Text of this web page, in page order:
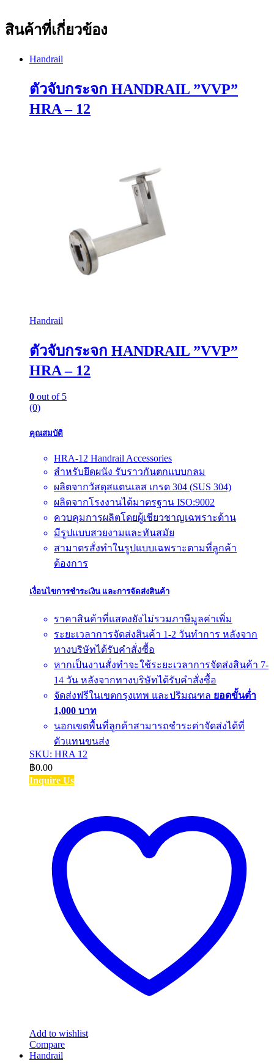
สินค้าที่เกี่ยวข้อง
Handrail
ตัวจับกระจก HANDRAIL ”VVP”
HRA – 12
Handrail
ตัวจับกระจก HANDRAIL ”VVP”
HRA – 12
0 out of 5
(0)
คุณสมบัติ
HRA-12 Handrail Accessories
สำหรับยึดผนัง รับราวกันตกแบบกลม
ผลิตจากวัสดุสแตนเลส เกรด 304 (SUS 304)
ผลิตจากโรงงานได้มาตรฐาน ISO:9002
ควบคุมการผลิตโดยผู้เชียวชาญเฉพราะด้าน
มีรูปแบบสวยงามและทันสมัย
สามาตรสั่งทำในรูปแบบเฉพราะตามที่ลูกค้า
ต้องการ
เงื่อนไขการชำระเงิน และการจัดส่งสินค้า
ราคาสินค้าที่แสดงยังไม่รวมภาษีมูลค่าเพิ่ม
ระยะเวลาการจัดส่งสินค้า 1-2 วันทำการ หลังจาก
ทางบริษัทได้รับคำสั่งซื้อ
หากเป็นงานสั่งทำจะใช้ระยะเวลาการจัดส่งสินค้า 7-
14 วัน หลังจากทางบริษัทได้รับคำสั่งซื้อ
จัดส่งฟรีในเขตกรุงเทพ และปริมณฑล ยอดขั้นต่ำ
1,000 บาท
นอกเขตพื้นที่ลูกค้าสามารถชำระค่าจัดส่งได้ที่
ตัวแทนขนส่ง
SKU: HRA 12
฿0.00
Inquire Us
Add to wishlist
Compare
Handrail